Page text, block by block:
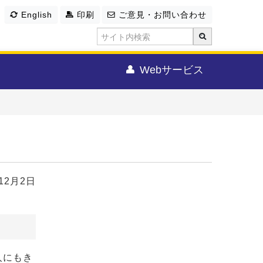
English 印刷 ご意見・お問い合わせ
Webサービス
月2日
もき